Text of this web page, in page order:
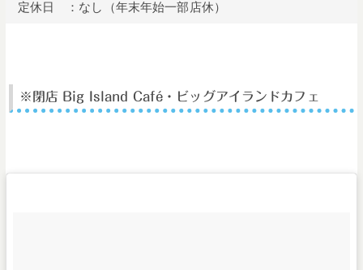
定休日 ：なし（年末年始一部店休）
※閉店 Big Island Café・ ビッグアイランドカフェ